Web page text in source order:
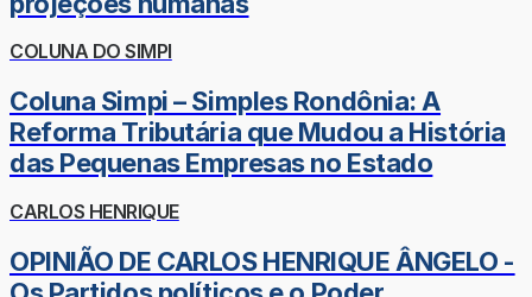
COLUNA DO SIMPI
Coluna Simpi – Simples Rondônia: A
Reforma Tributária que Mudou a História
das Pequenas Empresas no Estado
CARLOS HENRIQUE
OPINIÃO DE CARLOS HENRIQUE ÂNGELO -